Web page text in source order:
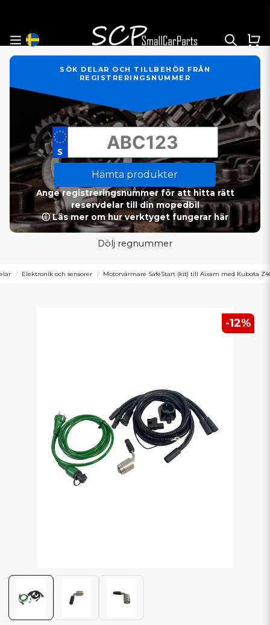
SÖK DELAR OCH TILLBEHÖR FRÅN
REGISTRERINGSNUMMER
Hämta produkter
Ange registreringsnummer för att hitta rätt
reservdelar till din mopedbil
ⓘ Läs mer om hur verktyget fungerar här
Dölj regnummer
Elektronik och sensorer Motorvärmare SafeStart (kit) till Aixam med Kubota
-12%